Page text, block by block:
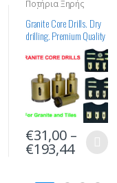
Ποτήρια Ξηρής
Διάτρησης
Granite Core Drills. Dry
drilling. Premium Quality
€31,00 –
€193,44
Ιανουαρίου, 2021
Consultant